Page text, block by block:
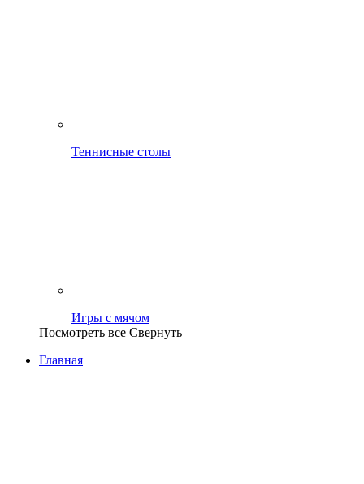
Теннисные столы
Игры с мячом
Посмотреть все Свернуть
Главная